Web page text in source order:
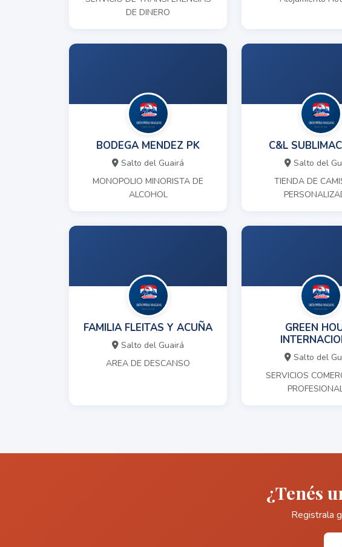
DE DINERO
BODEGA MENDEZ PK
Salto del Guairá
MONOPOLIO MINORISTA DE
ALCOHOL
C&L
Salto del
TIENDA DE
FAMILIA FLEITAS Y ACUÑA
Salto del Guairá
AREA DE DESCANSO
GREEN
Salto del
SERVICIOS
¿Tenés
Registrala